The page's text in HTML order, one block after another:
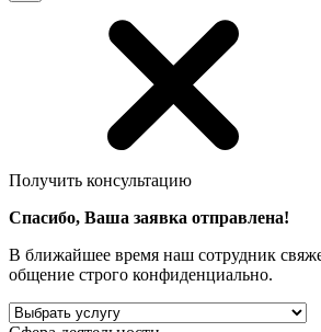
Получить консультацию
Спасибо, Ваша заявка отправлена!
В ближайшее время наш сотрудник
общение строго конфиденциально.